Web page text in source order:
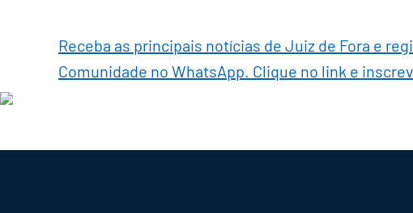
Receba as principais notícias de Juiz de Fora e
Comunidade no WhatsApp. Clique no link e